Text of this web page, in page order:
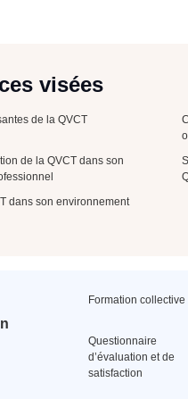
visées
de la QVCT
de la QVCT dans son
dans son environnement
Formation collective
Questionnaire
d’évaluation et de
satisfaction